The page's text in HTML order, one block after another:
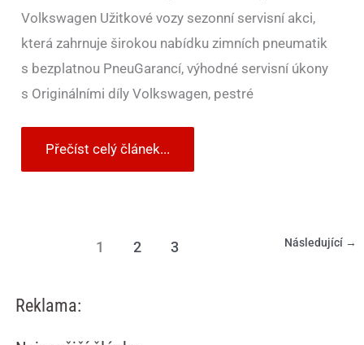
Volkswagen Užitkové vozy sezonní servisní akci,
která zahrnuje širokou nabídku zimních pneumatik
s bezplatnou PneuGarancí, výhodné servisní úkony
s Originálními díly Volkswagen, pestré
Přečíst celý článek...
1 2 3 Následující →
Reklama: